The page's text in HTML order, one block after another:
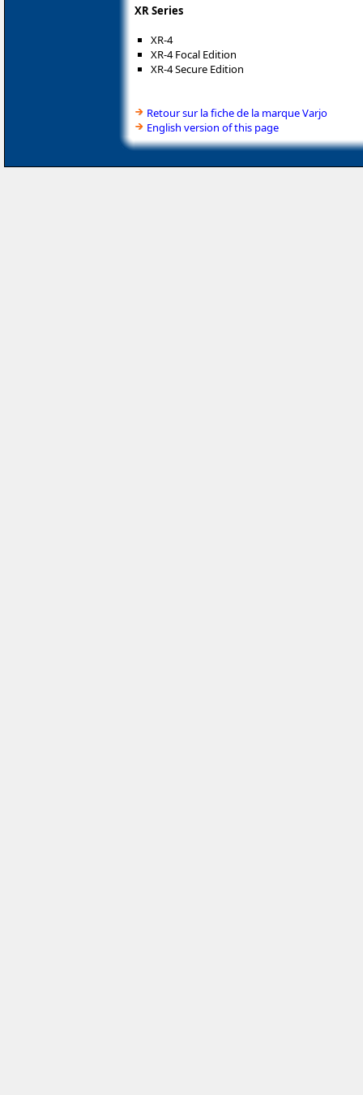
XR Series
XR-4
XR-4 Focal Edition
XR-4 Secure Edition
Retour sur la fiche de la marque Varjo
English version of this page